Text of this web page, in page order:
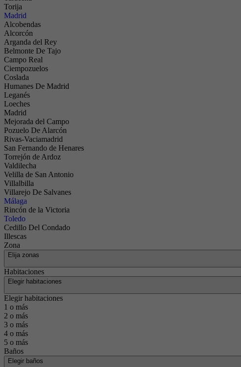
Torija
Madrid
Alcobendas
Alcorcón
Arganda del Rey
Belmonte De Tajo
Campo Real
Ciempozuelos
Coslada
Humanes De Madrid
Leganés
Loeches
Madrid
Mejorada del Campo
Pozuelo De Alarcón
Rivas-Vaciamadrid
San Fernando de Henares
Torrejón de Ardoz
Valdilecha
Velilla de San Antonio
Villalbilla
Villarejo De Salvanes
Málaga
Rincón de la Victoria
Toledo
Cedillo Del Condado
Illescas
Zona
Elija zonas
Habitaciones
Elegir habitaciones
Elegir habitaciones
1 o más
2 o más
3 o más
4 o más
5 o más
Baños
Elegir baños